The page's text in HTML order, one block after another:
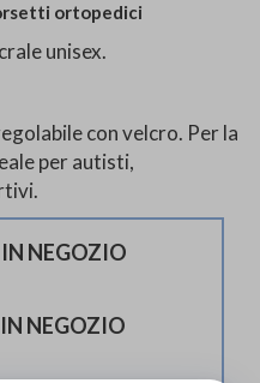
ortopedici
unisex.
con velcro. Per la
per autisti,
NEGOZIO
NEGOZIO